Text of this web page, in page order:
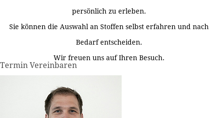
persönlich zu erleben.
Sie können die Auswahl an Stoffen selbst erfahren und nach
Bedarf entscheiden.
Wir freuen uns auf Ihren Besuch.
Termin Vereinbaren